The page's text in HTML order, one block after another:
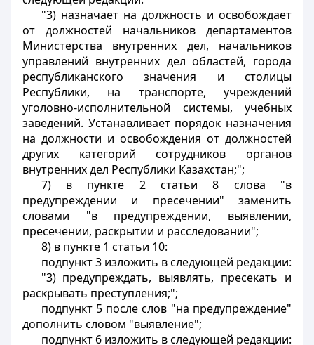
"3) назначает на должность и освобождает
от должностей начальников департаментов
Министерства внутренних дел, начальников
управлений внутренних дел областей, города
республиканского значения и столицы
Республики, на транспорте, учреждений
уголовно-исполнительной системы, учебных
заведений. Устанавливает порядок назначения
на должности и освобождения от должностей
других категорий сотрудников органов
внутренних дел Республики Казахстан;";
7) в пункте 2 статьи 8 слова "в
предупреждении и пресечении" заменить
словами "в предупреждении, выявлении,
пресечении, раскрытии и расследовании";
8) в пункте 1 статьи 10:
подпункт 3 изложить в следующей редакции:
"3) предупреждать, выявлять, пресекать и
раскрывать преступления;";
подпункт 5 после слов "на предупреждение"
дополнить словом "выявление";
подпункт 6 изложить в следующей редакции: